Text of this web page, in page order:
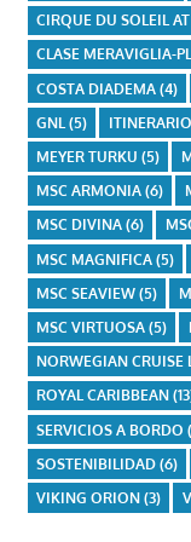
CIRQUE DU SOLEIL
CLASE MERAVIGLIA-
COSTA DIADEMA(4)
GNL (5)
MEYER TURKU (5)
MSC ARMONIA(6)
MSC DIVINA(6)
MSC MAGNIFICA(5)
MSC SEAVIEW(5)
MSC VIRTUOSA(5)
NORWEGIAN CRUISE
ROYAL CARIBBEAN
SERVICIOS A BORDO
SOSTENIBILIDAD(6)
VIKING ORION(3)